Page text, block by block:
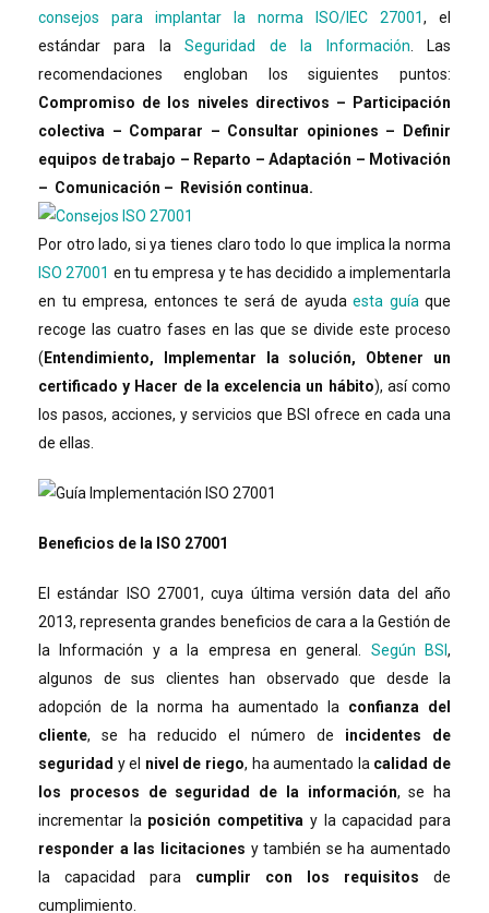
consejos para implantar la norma ISO/IEC 27001, el
estándar para laSeguridad de la Información. Las
recomendaciones engloban los siguientes puntos:
Compromiso de los niveles directivos – Participación
colectiva – Comparar – Consultar opiniones – Definir
equipos de trabajo – Reparto – Adaptación – Motivación
– Comunicación – Revisión continua.
Por otro lado, si ya tienes claro todo lo que implica la norma
ISO 27001 en tu empresa y te has decidido a implementarla
en tu empresa, entonces te será de ayuda esta guíaque
recoge las cuatro fases en las que se divide este proceso
( Entendimiento, Implementar la solución, Obtener un
certificado y Hacer de la excelencia un hábito), así como
los pasos, acciones, y servicios que BSI ofrece en cada una
de ellas.
Beneficios de la ISO 27001
El estándar ISO 27001, cuya última versión data del año
2013, representa grandes beneficios de cara a la Gestión de
la Información y a la empresa en general. Según BSI,
algunos de sus clientes han observado que desde la
adopción de la norma ha aumentado la confianza del
cliente, se ha reducido el número de incidentes de
seguridad y el nivel de riego, ha aumentado la calidad de
los procesos de seguridad de la información, se ha
incrementar la posición competitiva y la capacidad para
responder a las licitaciones y también se ha aumentado
la capacidad para cumplir con los requisitos de
cumplimiento.